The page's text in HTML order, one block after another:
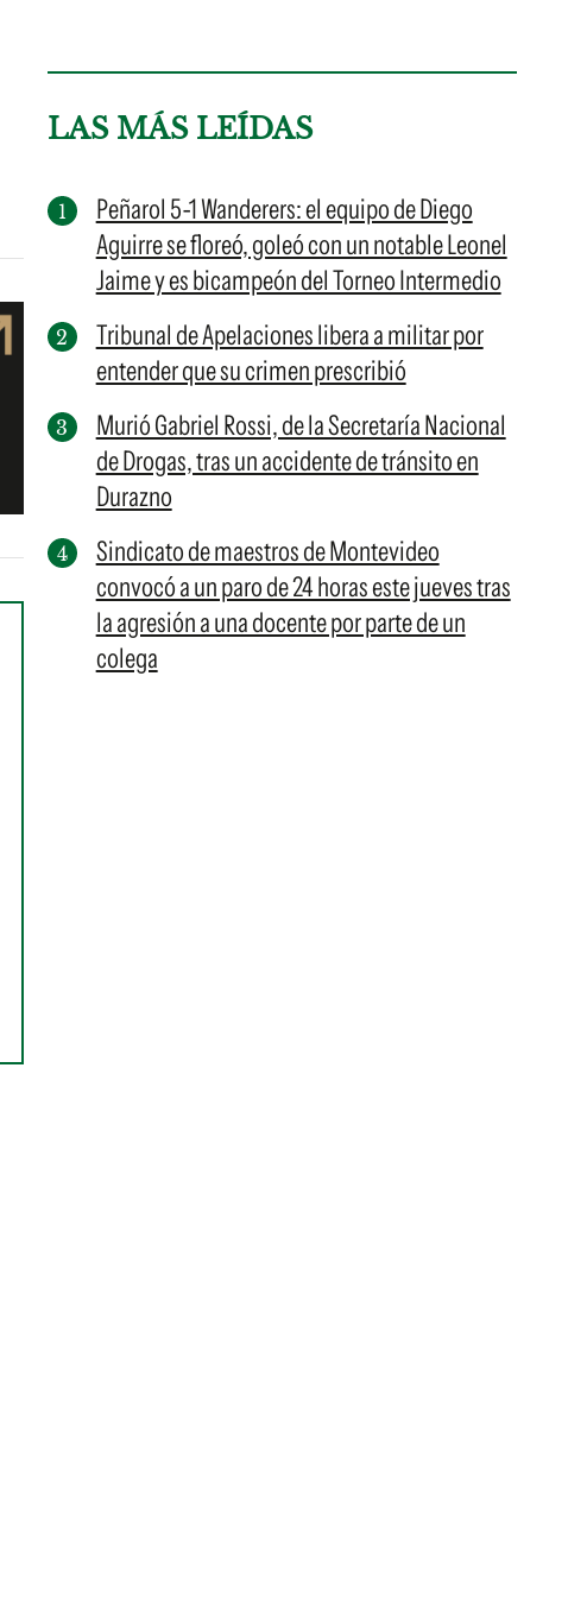
LAS MÁS LEÍDAS
Peñarol 5-1 Wanderers: el equipo de Diego
Aguirre se floreó, goleó con un notable Leonel
Jaime y es bicampeón del Torneo Intermedio
Tribunal de Apelaciones libera a militar por
entender que su crimen prescribió
Murió Gabriel Rossi, de la Secretaría Nacional
de Drogas, tras un accidente de tránsito en
Durazno
Sindicato de maestros de Montevideo
convocó a un paro de 24 horas este jueves tras
la agresión a una docente por parte de un
colega